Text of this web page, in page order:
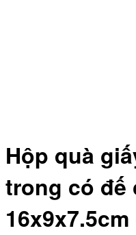
Hộp quà
trong có đế